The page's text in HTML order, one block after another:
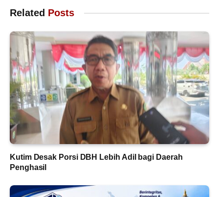
Related Posts
Kutim Desak Porsi DBH Lebih Adil bagi Daerah
Penghasil